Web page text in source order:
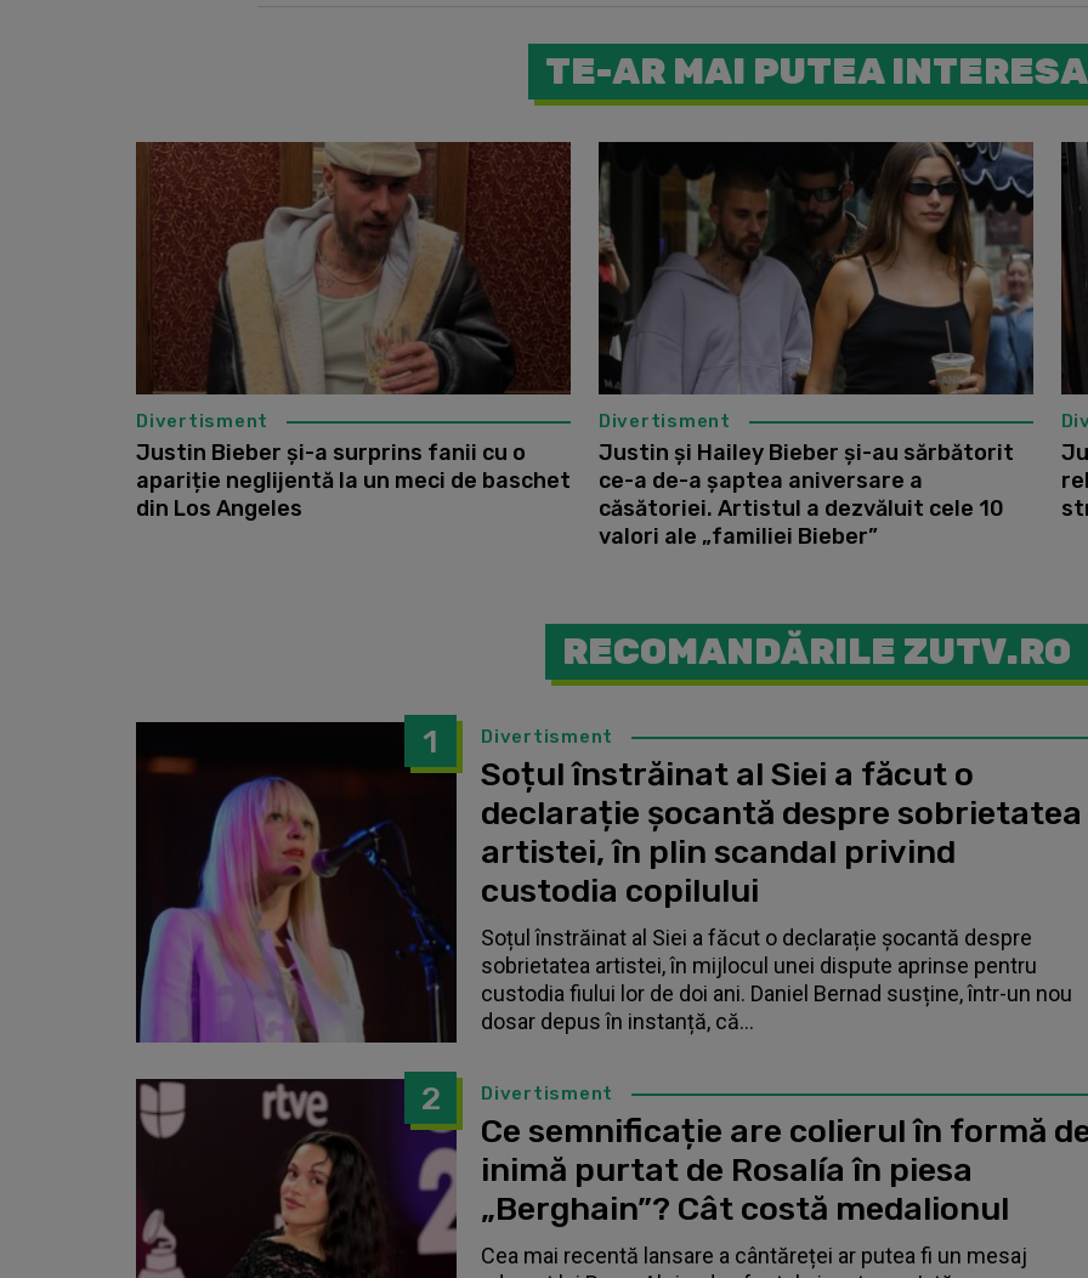
TE-AR MAI PUTEA INTERESA
Divertisment
Justin Bieber și-a surprins fanii cu o
apariție neglijentă la un meci de baschet
din Los Angeles
Justin
Divertisment
Justin și Hailey Bieber și-au sărbătorit
ce-a de-a șaptea aniversare a
căsătoriei. Artistul a dezvăluit cele 10
valori ale „familiei Bieber”
RECOMANDĂRILE ZUTV.RO
1 Divertisment
Soțul înstrăinat al Siei a făcut o
declarație șocantă despre sobrietatea
artistei, în plin scandal privind
custodia copilului
Soțul înstrăinat al Siei a făcut o declarație șocantă despre
sobrietatea artistei, în mijlocul unei dispute aprinse pentru
custodia fiului lor de doi ani. Daniel Bernad susține, într-un nou
dosar depus în instanță, că...
2 Divertisment
Ce semnificație are colierul în formă
inimă purtat de Rosalía în piesa
„Berghain”? Cât costă medalionul
Cea mai recentă lansare a cântăreței ar putea fi un mesaj